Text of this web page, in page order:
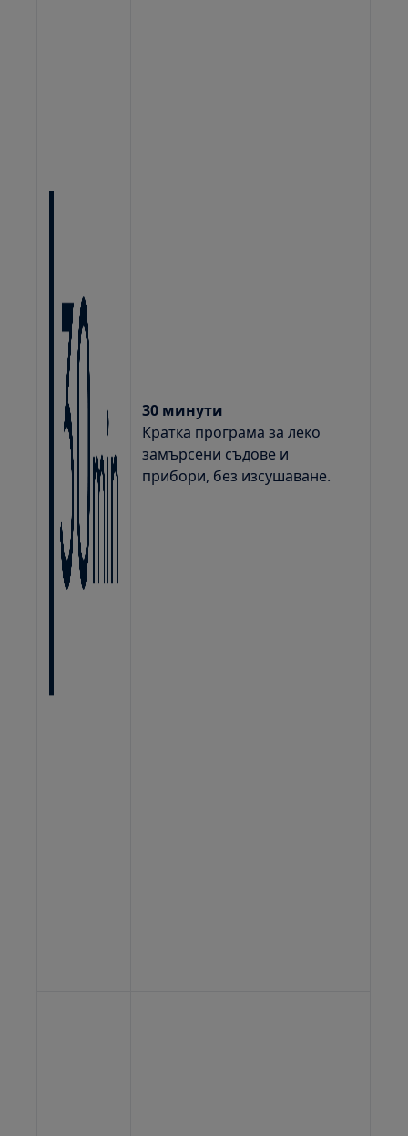
30 минути
Кратка програма за леко
замърсени съдове и
прибори, без изсушаване.